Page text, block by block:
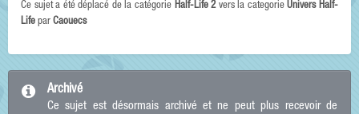
Ce sujet a été déplacé de la catégorie Half-Life 2vers la categorieUnivers Half-
Life par Caouecs
Archivé
Ce sujet est désormais archivé et ne peut plus recevoir de